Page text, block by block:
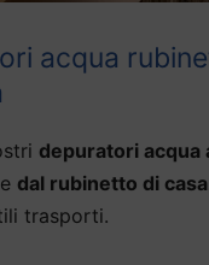
acqua
depuratori acqua
dal rubinetto di casa
trasporti.